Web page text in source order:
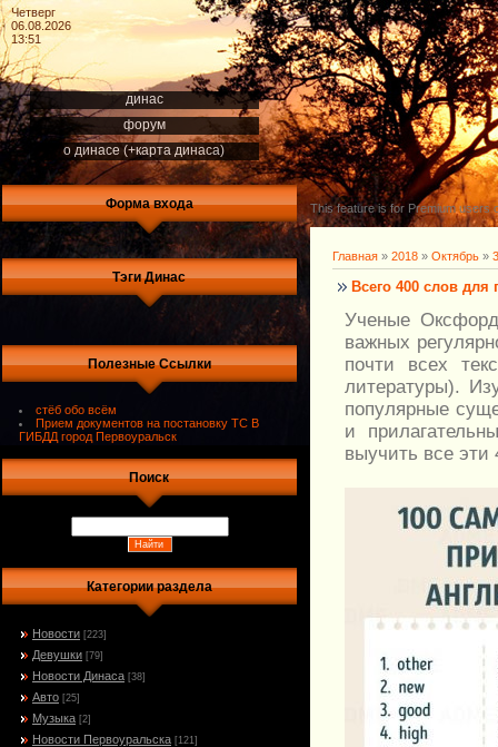
Четверг
06.08.2026
13:51
динас
форум
о динасе (+карта динаса)
Форма входа
Тэги Динас
Полезные Ссылки
стёб обо всём
Прием документов на постановку ТС В
ГИБДД город Первоуральск
Поиск
Категории раздела
Новости [223]
Девушки [79]
Новости Динаса [38]
Авто [25]
Музыка [2]
Новости Первоуральска [121]
This feature is for Premium users
Главная » 2018 » Октябрь »
Всего 400 слов для
Ученые
важных
почти всех
литературы).
популярные
и
выучить все эти